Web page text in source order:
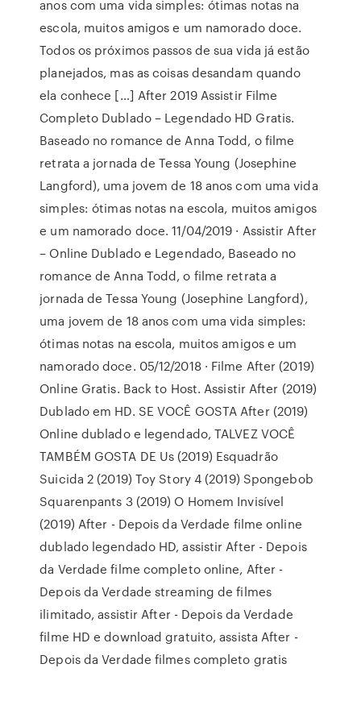
anos com uma vida simples: ótimas notas na
escola, muitos amigos e um namorado doce.
Todos os próximos passos de sua vida já estão
planejados, mas as coisas desandam quando
ela conhece […] After 2019 Assistir Filme
Completo Dublado – Legendado HD Gratis.
Baseado no romance de Anna Todd, o filme
retrata a jornada de Tessa Young (Josephine
Langford), uma jovem de 18 anos com uma vida
simples: ótimas notas na escola, muitos amigos
e um namorado doce. 11/04/2019 · Assistir After
– Online Dublado e Legendado, Baseado no
romance de Anna Todd, o filme retrata a
jornada de Tessa Young (Josephine Langford),
uma jovem de 18 anos com uma vida simples:
ótimas notas na escola, muitos amigos e um
namorado doce. 05/12/2018 · Filme After (2019)
Online Gratis. Back to Host. Assistir After (2019)
Dublado em HD. SE VOCÊ GOSTA After (2019)
Online dublado e legendado, TALVEZ VOCÊ
TAMBÉM GOSTA DE Us (2019) Esquadrão
Suicida 2 (2019) Toy Story 4 (2019) Spongebob
Squarenpants 3 (2019) O Homem Invisível
(2019) After - Depois da Verdade filme online
dublado legendado HD, assistir After - Depois
da Verdade filme completo online, After -
Depois da Verdade streaming de filmes
ilimitado, assistir After - Depois da Verdade
filme HD e download gratuito, assista After -
Depois da Verdade filmes completo gratis